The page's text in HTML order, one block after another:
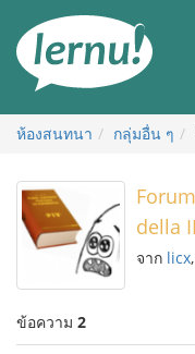
สารบัญ
ห้องสนทนา กลุ่มอื่น ๆ
della
จาก licx
ข้อความ 2